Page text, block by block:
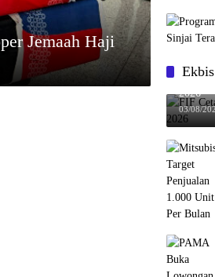
Jemaah Haji
Ekbis
FIF
2026
03/08/